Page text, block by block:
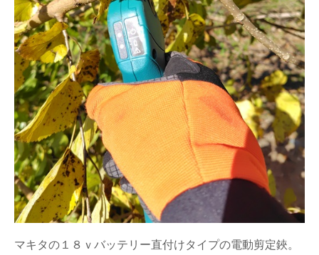
マキタの１８ｖバッテリー直付けタイプの電動剪定鋏。